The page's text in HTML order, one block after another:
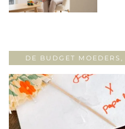
DE BUDGET